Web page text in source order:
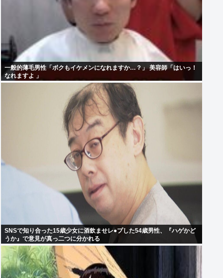
一般的薄毛男性「ボクもイケメンになれますか…？」 美容師「はいっ！
なれますよ 」
SNSで知り合った15歳少女に酒飲ませレ●プした54歳男性、『ハゲかど
うか』で意見が真っ二つに分かれる